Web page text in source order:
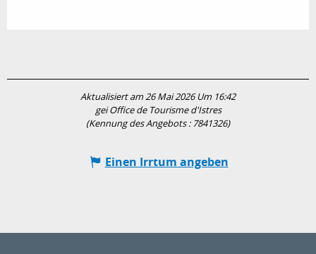
Aktualisiert am 26 Mai 2026 Um 16:42
gei Office de Tourisme d'Istres
(Kennung des Angebots : 7841326)
Einen Irrtum angeben